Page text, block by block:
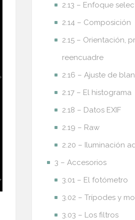
2.13 – Enfoque
2.14 – Composición
2.15 – Orientación,
reencuadre
2.16 – Ajuste de
2.17 – El histograma
2.18 – Datos EXIF
2.19 – Raw
2.20 – Iluminación
3 – Accesorios
3.01 – El fotómetro
3.02 – Trípodes y
3.03 – Los filtros